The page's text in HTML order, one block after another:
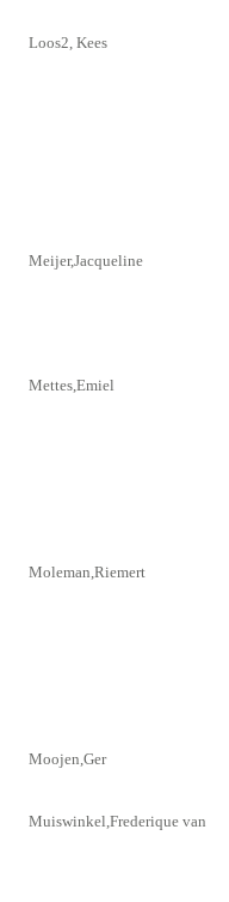
Loos2, Kees
Meijer,Jacqueline
Mettes,Emiel
Moleman,Riemert
Moojen,Ger
Muiswinkel,Frederique van